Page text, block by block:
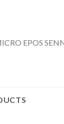
EPOS